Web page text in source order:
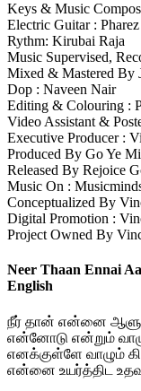
Keys & Music
Electric Guitar :
Rythm: Kirubai Raja
Music Supervised,
Mixed & Mastered By
Dop : Naveen Nair
Editing & Colouring :
Video Assistant &
Executive Producer :
Produced By Go Ye
Released By Rejoice
Music On :
Conceptualized By
Digital Promotion :
Project Owned By
Neer Thaan Ennai
English
நீர் தான் என்னை
என்னோடு என்றும்
எனக்குள்ளே வாழும்
என்னை உயர்த்திட